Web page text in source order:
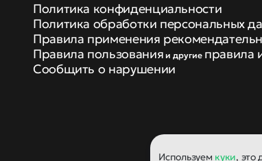
Политика конфиденциальности
Политика обработки персональных
Правила применения
Правила пользования и другие правила
Сообщить о нарушении
Используем куки, это